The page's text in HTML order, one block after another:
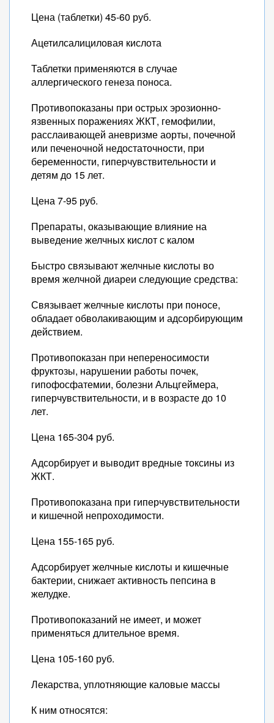
Цена (таблетки) 45-60 руб.
Ацетилсалициловая кислота
Таблетки применяются в случае
аллергического генеза поноса.
Противопоказаны при острых эрозионно-
язвенных поражениях ЖКТ, гемофилии,
расслаивающей аневризме аорты, почечной
или печеночной недостаточности, при
беременности, гиперчувствительности и
детям до 15 лет.
Цена 7-95 руб.
Препараты, оказывающие влияние на
выведение желчных кислот с калом
Быстро связывают желчные кислоты во
время желчной диареи следующие средства:
Связывает желчные кислоты при поносе,
обладает обволакивающим и адсорбирующим
действием.
Противопоказан при непереносимости
фруктозы, нарушении работы почек,
гипофосфатемии, болезни Альцгеймера,
гиперчувствительности, и в возрасте до 10
лет.
Цена 165-304 руб.
Адсорбирует и выводит вредные токсины из
ЖКТ.
Противопоказана при гиперчувствительности
и кишечной непроходимости.
Цена 155-165 руб.
Адсорбирует желчные кислоты и кишечные
бактерии, снижает активность пепсина в
желудке.
Противопоказаний не имеет, и может
применяться длительное время.
Цена 105-160 руб.
Лекарства, уплотняющие каловые массы
К ним относятся: